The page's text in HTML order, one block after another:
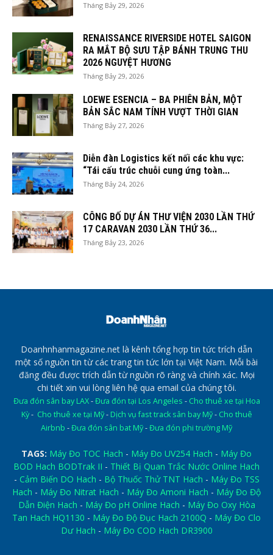
Tháng Bảy 29, 2026
RENAISSANCE RIVERSIDE HOTEL SAIGON
RA MẮT BỘ SƯU TẬP BÁNH TRUNG THU
2026 NGUYỆT HƯƠNG
Tháng Bảy 29, 2026
LOEWE ESENCIA – BA PHIÊN BẢN, MỘT
BẢN SẮC NAM TÍNH VƯỢT THỜI GIAN
Tháng Bảy 27, 2026
Diễn đàn Logistics kết nối các khu vực:
“Tái cấu trúc chuỗi cung ứng toàn...
Tháng Bảy 24, 2026
CÔNG BỐ DỰ ÁN THƯ VIỆN 2030 LẦN THỨ
17 CARAVAN 2030 LẦN THỨ 36...
Tháng Bảy 23, 2026
Doanhnhanmagazine.net là kênh tổng hợp tin tức trích dẫn
một số nguồn tin từ các trang tin tức lớn tại Việt Nam. Mỗi bài
đăng đều được trích dẫn từ nguồn rõ ràng và chính xác. Mọi
chi tiết xin vui lòng liên hệ qua email của chúng tôi.
Đưa đón sân bay LAX-Đưa đón tại Los Angeles - Cho thuê xe tại Hoa
Kỳ- Cho thuê xe tại Mỹ- Dịch vụ fast track sân bay Mỹ- Cho thuê
Airbnb -Đưa đón sân bat Mỹ-Đưa đón phi trường Mỹ
TAGS: Máy Đo TOC Hach - Máy Đo UV254 Hach - Máy Đo
BOD Hach BODTrak II - Thiết Bị Quan Trắc Nước Online Hach
- Cảm Biến DO Hach - Bộ Thuốc Thử TNT Hach - Máy Đo TSS
Hach - Máy Đo Nitrat Hach - Máy Đo Amoni Hach - Máy Đo Độ
Dẫn Điện Hach - Máy Đo pH Online Hach - Máy Đo Oxy Hòa
Tan Hach HQ1130 - Máy Đo Độ Đục Hach 2100Q - Máy Đo Clo
Dư Hach - Máy Đo COD Hach DR3900